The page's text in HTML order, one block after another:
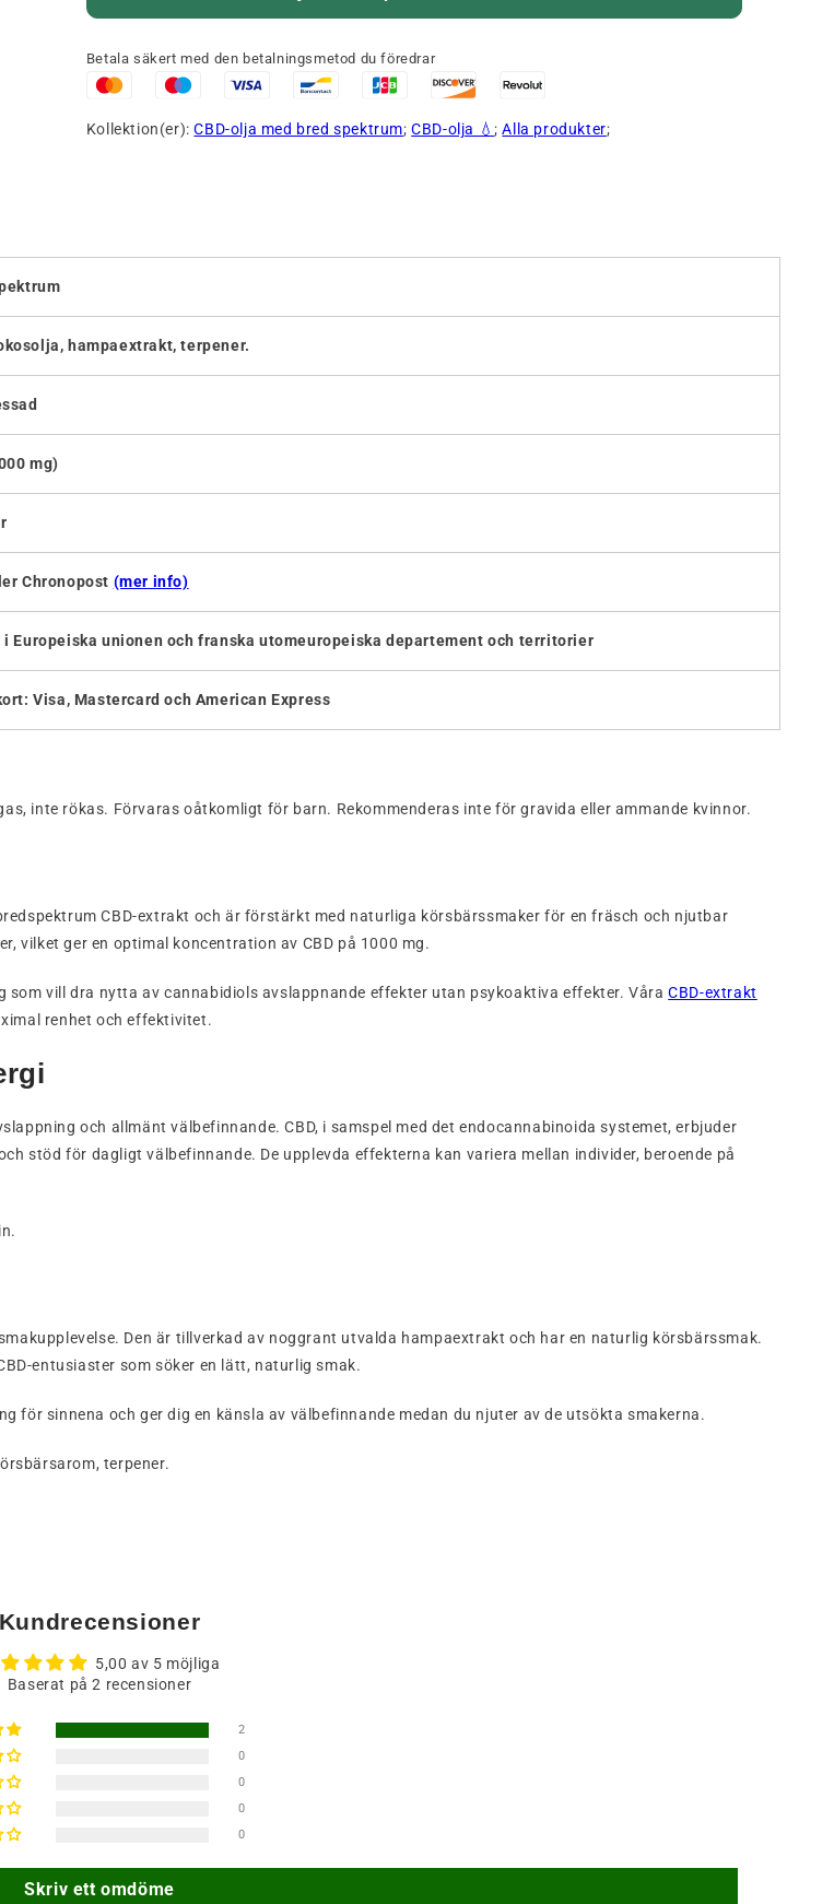
Betala säkert med den betalningsmetod du föredrar
Kollektion(er):CBD-olja med bred spektrum;CBD-olja 💧;Alla produkter;
hampaextrakt, terpener.
mg)
Chronopost (mer info)
i Europeiska unionen och franska utomeuropeiska departement och territorier
Visa, Mastercard och American Express
inte rökas. Förvaras oåtkomligt för barn. Rekommenderas inte för gravida eller ammande kvinnor.
CBD-extrakt och är förstärkt med naturliga körsbärssmaker för en fräsch och njutbar
vilket ger en optimal koncentration av CBD på 1000 mg.
som vill dra nytta av cannabidiols avslappnande effekter utan psykoaktiva effekter. VåraCBD-extrakt
renhet och effektivitet.
och allmänt välbefinnande. CBD, i samspel med det endocannabinoida systemet, erbjuder
stöd för dagligt välbefinnande. De upplevda effekterna kan variera mellan individer, beroende på
Den är tillverkad av noggrant utvalda hampaextrakt och har en naturlig körsbärssmak.
entusiaster som söker en lätt, naturlig smak.
för sinnena och ger dig en känsla av välbefinnande medan du njuter av de utsökta smakerna.
terpener.
Kundrecensioner
5,00 av 5 möjliga
Baserat på 2 recensioner
2
0
0
0
0
Skriv ett omdöme